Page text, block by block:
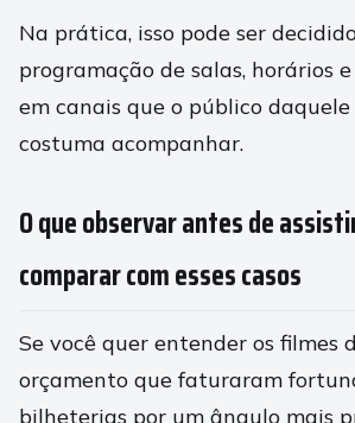
Na prática, isso pode ser
programação de salas, horários
em canais que o público
costuma acompanhar.
O que observar antes de
comparar com esses casos
Se você quer entender os filmes
orçamento que faturaram
bilheterias por um ângulo mais